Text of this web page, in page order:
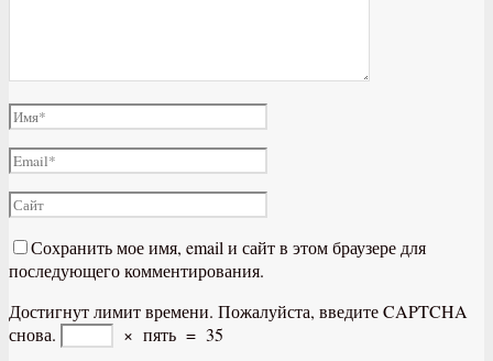
Сохранить мое имя, email и сайт в этом браузере для
последующего комментирования.
Достигнут лимит времени. Пожалуйста, введите CAPTCHA
снова.
× пять = 35